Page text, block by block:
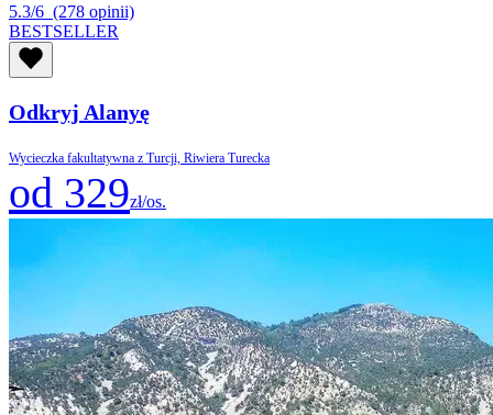
5.3/6 (278 opinii)
BESTSELLER
Odkryj Alanyę
Wycieczka fakultatywna z Turcji, Riwiera Turecka
od 329zł/os.